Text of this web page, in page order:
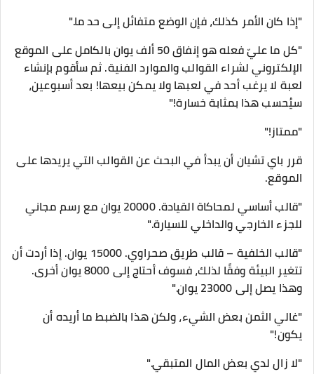
"إذا كان الأمر كذلك، فإن الوضع متفائل إلى حد ما."
"كل ما عليّ فعله هو إنفاق 50 ألف يوان بالكامل على الموقع
الإلكتروني لشراء القوالب والموارد الفنية. ثم سأقوم بإنشاء
لعبة لا يرغب أحد في لعبها ولا يمكن بيعها! بعد أسبوعين،
سيُحسب هذا بمثابة خسارة!"
"ممتاز!"
قرر باي تشيان أن يبدأ في البحث عن القوالب التي يريدها على
الموقع.
"قالب أساسي لمحاكاة القيادة. 20000 يوان مع رسم مجاني
للجزء الخارجي والداخلي للسيارة."
"قالب الخلفية – قالب طريق صحراوي. 15000 يوان. إذا أردت أن
تتغير البيئة وفقًا لذلك، فسوف أحتاج إلى 8000 يوان أخرى.
وهذا يصل إلى 23000 يوان."
"غالي الثمن بعض الشيء، ولكن هذا بالضبط ما أريده أن
يكون!"
"لا زال لدي بعض المال المتبقي."